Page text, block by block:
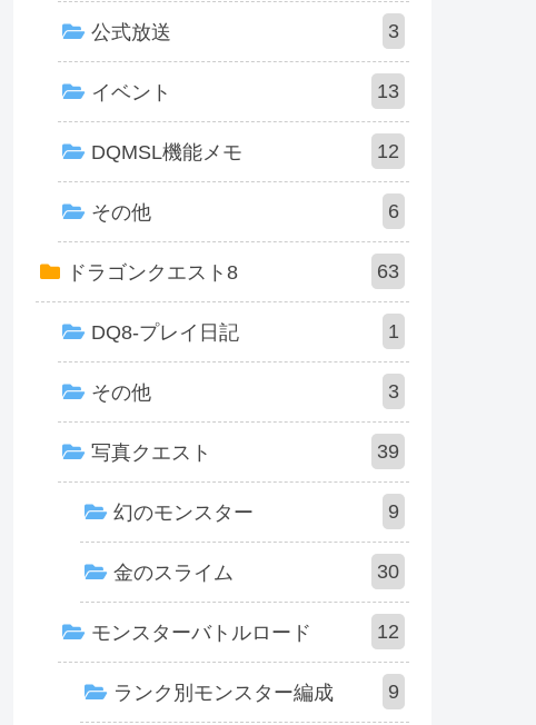
公式放送 3
イベント 13
DQMSL機能メモ 12
その他 6
ドラゴンクエスト8 63
DQ8-プレイ日記 1
その他 3
写真クエスト 39
幻のモンスター 9
金のスライム 30
モンスターバトルロード 12
ランク別モンスター編成 9